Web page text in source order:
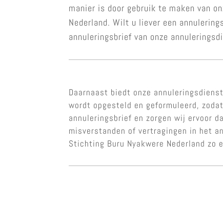
manier is door gebruik te maken van
Nederland. Wilt u liever een
annuleringsbrief van onze
Daarnaast biedt onze
wordt opgesteld en geformuleerd,
annuleringsbrief en zorgen wij ervoor
misverstanden of vertragingen in het
Stichting Buru Nyakwere Nederland zo